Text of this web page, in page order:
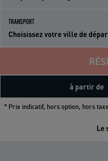
TRANSPORT
Choisissez votre ville de
à partir de
* Prix indicatif, hors option, hors
Le